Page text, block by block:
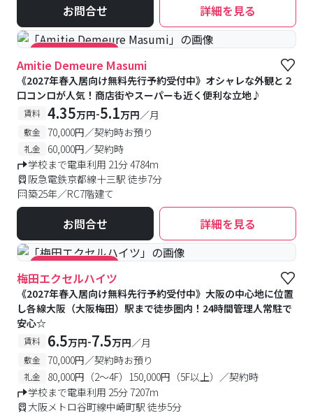
お問合せ 詳細を見る
#キャンペーン実施中
Amitie Demeure Masumi
《2027年春入居向け無料先行予約受付中》オシャレな外観と２
口コンロが人気！商店街やスーパーも近く便利な立地♪
賃料 4.35万円-5.1万円／月
敷金 70,000円／契約時お預り
礼金
60,000円／契約時
学校まで電車利用 21分 4784m
阪急電鉄京都線十三駅 徒歩7分
築25年／RC7階建て
お問合せ 詳細を見る
#キャンペーン実施中
梅田エクセルハイツ
《2027年春入居向け無料先行予約受付中》大阪の中心地に位置
し各線大阪（大阪梅田）駅まで徒歩圏内！24時間管理人常駐で
安心☆
賃料 6.5万円-7.5万円／月
敷金 70,000円／契約時お預り
礼金
80,000円（2～4F）150,000円（5F以上）／契約時
学校まで電車利用 25分 7207m
大阪メトロ谷町線中崎町駅 徒歩5分